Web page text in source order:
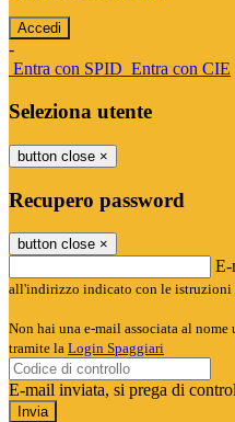
-
Entra con SPID Entra con CIE
Seleziona utente
button close ×
Recupero password
button close ×
E-
all'indirizzo indicato con le istruzioni
Non hai una e-mail associata al
tramite la Login Spaggiari
E-mail inviata, si prega di